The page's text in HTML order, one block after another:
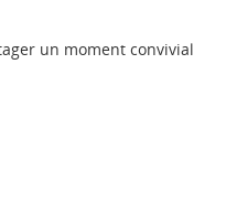
un moment convivial